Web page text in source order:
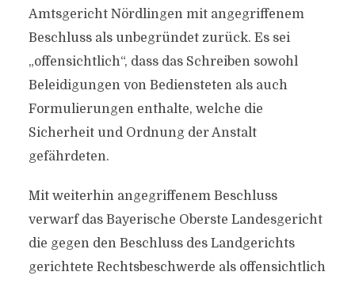
Amtsgericht Nördlingen mit angegriffenem
Beschluss als unbegründet zurück. Es sei
„offensichtlich“, dass das Schreiben sowohl
Beleidigungen von Bediensteten als auch
Formulierungen enthalte, welche die
Sicherheit und Ordnung der Anstalt
gefährdeten.
Mit weiterhin angegriffenem Beschluss
verwarf das Bayerische Oberste Landesgericht
die gegen den Beschluss des Landgerichts
gerichtete Rechtsbeschwerde als offensichtlich